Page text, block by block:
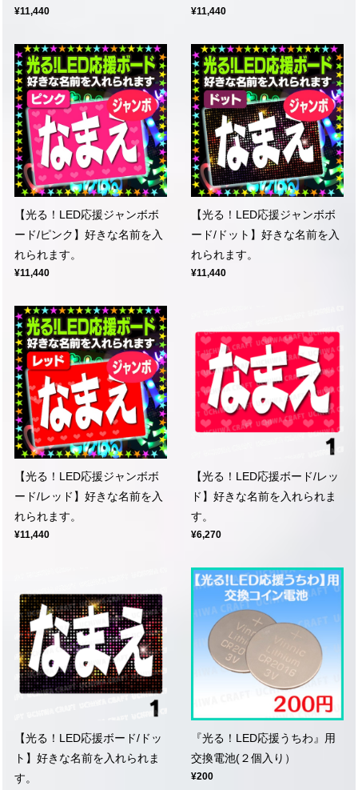
¥11,440 ¥11,440
【光る！LED応援ジャンボボ
ード/ピンク】好きな名前を入
れられます。
¥11,440
【光る！LED応援ジャンボボ
ード/ドット】好きな名前を入
れられます。
¥11,440
【光る！LED応援ジャンボボ
ード/レッド】好きな名前を入
れられます。
¥11,440
【光る！LED応援ボード/レッ
ド】好きな名前を入れられま
す。
¥6,270
【光る！LED応援ボード/ドッ
ト】好きな名前を入れられま
す。
『光る！LED応援うちわ』用
交換電池(２個入り）
¥200